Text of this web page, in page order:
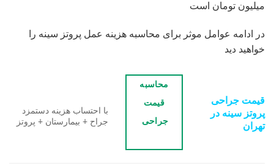
میلیون تومان است
در ادامه عوامل موثر برای محاسبه هزینه عمل پروتز سینه را
خواهید دید
قیمت جراحی
پروتز سینه در
تهران
محاسبه
قیمت
جراحی
با احتساب هزینه دستمزد
جراح + بیمارستان + پروتز